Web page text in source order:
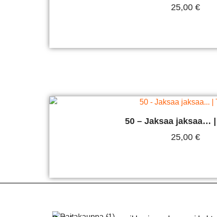
25,00 €
50 – Jaksaa jaksaa…
25,00 €